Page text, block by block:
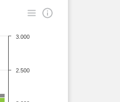
2.500
3.000